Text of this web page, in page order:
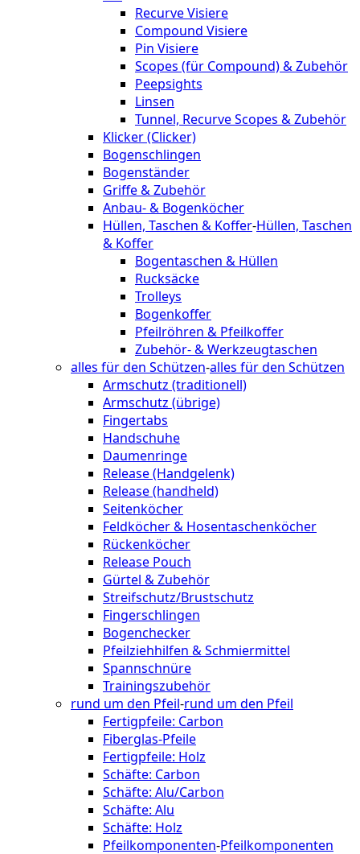
Recurve Visiere
Compound Visiere
Pin Visiere
Scopes (für Compound) & Zubehör
Peepsights
Linsen
Tunnel, Recurve Scopes & Zubehör
Klicker (Clicker)
Bogenschlingen
Bogenständer
Griffe & Zubehör
Anbau- & Bogenköcher
Hüllen, Taschen & Koffer-Hüllen, Taschen
& Koffer
Bogentaschen & Hüllen
Rucksäcke
Trolleys
Bogenkoffer
Pfeilröhren & Pfeilkoffer
Zubehör- & Werkzeugtaschen
alles für den Schützen-alles für den Schützen
Armschutz (traditionell)
Armschutz (übrige)
Fingertabs
Handschuhe
Daumenringe
Release (Handgelenk)
Release (handheld)
Seitenköcher
Feldköcher & Hosentaschenköcher
Rückenköcher
Release Pouch
Gürtel & Zubehör
Streifschutz/Brustschutz
Fingerschlingen
Bogenchecker
Pfeilziehhilfen & Schmiermittel
Spannschnüre
Trainingszubehör
rund um den Pfeil-rund um den Pfeil
Fertigpfeile: Carbon
Fiberglas-Pfeile
Fertigpfeile: Holz
Schäfte: Carbon
Schäfte: Alu/Carbon
Schäfte: Alu
Schäfte: Holz
Pfeilkomponenten-Pfeilkomponenten